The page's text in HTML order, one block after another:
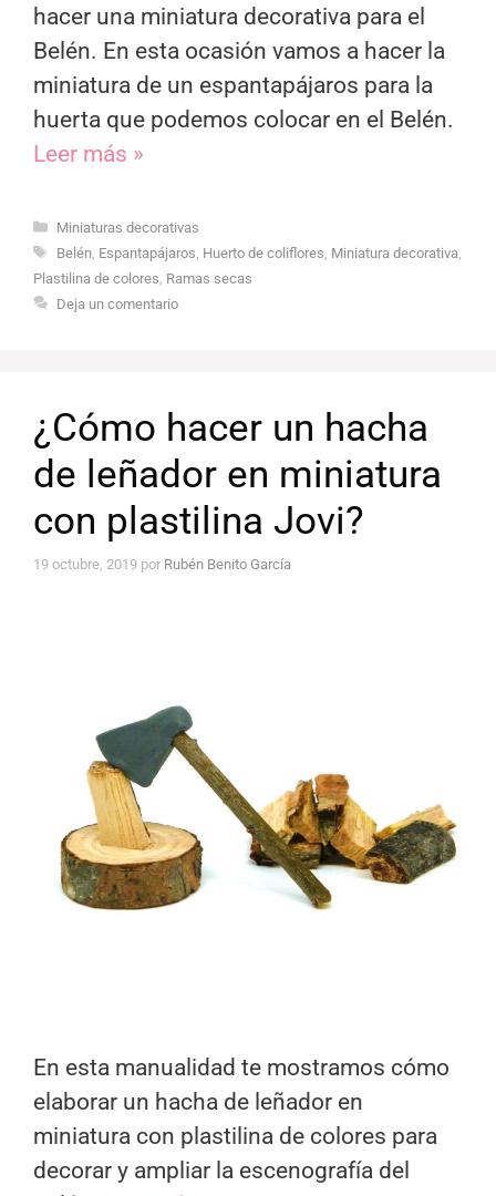
hacer una miniatura decorativa para el
Belén. En esta ocasión vamos a hacer la
miniatura de un espantapájaros para la
huerta que podemos colocar en el Belén.
Leer más »
Categorías
Miniaturas decorativas
Etiquetas
Belén, Espantapájaros Huerto de coliflores Miniatura decorativa
Plastilina de colores Ramas secas
Deja un comentario
¿Cómo hacer un hacha
de leñador en miniatura
con plastilina Jovi?
19 octubre, 2019 por Rubén Benito García
En esta manualidad te mostramos cómo
elaborar un hacha de leñador en
miniatura con plastilina de colores para
decorar y ampliar la escenografía del